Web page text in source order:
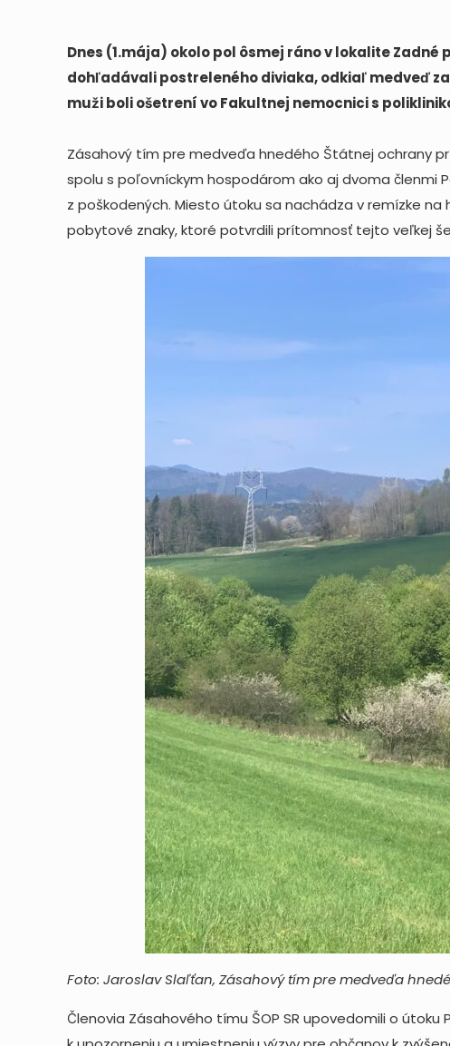
Dnes (1.mája) okolo pol ôsmej ráno v lokalite
dohľadávali postreleného diviaka, odkiaľ medveď
muži boli ošetrení vo Fakultnej nemocnici s
Zásahový tím pre medveďa hnedého Štátnej ochrany
spolu s poľovníckym hospodárom ako aj dvoma členmi
z poškodených. Miesto útoku sa nachádza v remízke
pobytové znaky, ktoré potvrdili prítomnosť tejto veľkej
Foto: Jaroslav Slaľťan, Zásahový tím pre medveďa
Členovia Zásahového tímu ŠOP SR upovedomili o